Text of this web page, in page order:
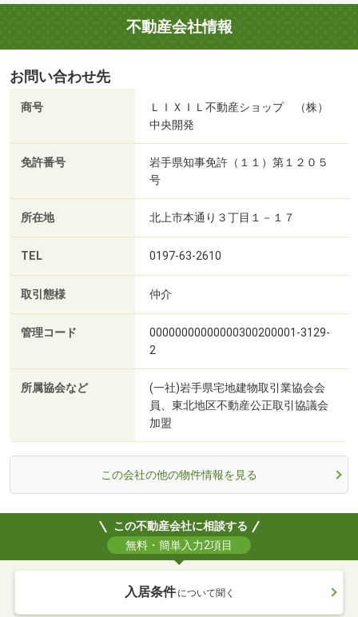
不動産会社情報
お問い合わせ先
商号
ＬＩＸＩＬ不動産ショップ （株）
中央開発
免許番号
岩手県知事免許（１１）第１２０５
号
所在地 北上市本通り３丁目１－１７
TEL 0197-63-2610
取引態様 仲介
管理コード
00000000000000300200001-3129-
2
所属協会など
(一社)岩手県宅地建物取引業協会会
員、東北地区不動産公正取引協議会
加盟
この会社の他の物件情報を見る
この不動産会社に相談する
無料・簡単入力2項目
入居条件 について聞く